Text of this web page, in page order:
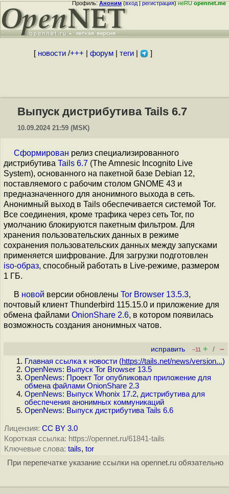
Профиль:Аноним(вход|регистрация)неRUopennet.me
[ новости/+++ форум| теги| ]
Выпуск дистрибутива Tails 6.7
10.09.2024 21:59 (MSK)
Сформирован релиз специализированного
дистрибутива Tails 6.7 (The Amnesic Incognito Live
System), основанного на пакетной базе Debian 12,
поставляемого с рабочим столом GNOME 43 и
предназначенного для анонимного выхода в сеть.
Анонимный выход в Tails обеспечивается системой Tor.
Все соединения, кроме трафика через сеть Tor, по
умолчанию блокируются пакетным фильтром. Для
хранения пользовательских данных в режиме
сохранения пользовательских данных между запусками
применяется шифрование. Для загрузки подготовлен
iso-образ, способный работать в Live-режиме, размером
1 ГБ.
В новой версии обновлены Tor Browser 13.5.3,
почтовый клиент Thunderbird 115.15.0 и приложение для
обмена файлами OnionShare 2.6, в котором появилась
возможность создания анонимных чатов.
исправить –11 + / –
Главная ссылка к новости (https://tails.net/news/version...)
OpenNews: Выпуск Tor Browser 13.5
OpenNews: Проект Tor опубликовал приложение для
обмена файлами OnionShare 2.3
OpenNews: Выпуск Whonix 17.2, дистрибутива для
обеспечения анонимных коммуникаций
OpenNews: Выпуск дистрибутива Tails 6.6
Лицензия: CC BY 3.0
Короткая ссылка: https://opennet.ru/61841-tails
Ключевые слова: tails, tor
При перепечатке указание ссылки на opennet.ru обязательно